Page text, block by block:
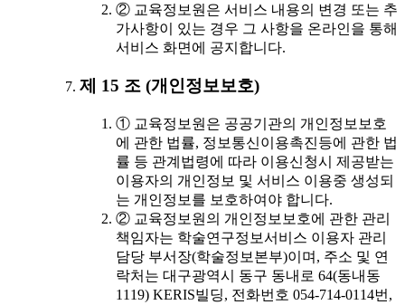
② 교육정보원은 서비스 내용의 변경 또는 추
가사항이 있는 경우 그 사항을 온라인을 통해
서비스 화면에 공지합니다.
제 15 조 (개인정보보호)
① 교육정보원은 공공기관의 개인정보보호
에 관한 법률, 정보통신이용촉진등에 관한 법
률 등 관계법령에 따라 이용신청시 제공받는
이용자의 개인정보 및 서비스 이용중 생성되
는 개인정보를 보호하여야 합니다.
② 교육정보원의 개인정보보호에 관한 관리
책임자는 학술연구정보서비스 이용자 관리
담당 부서장(학술정보본부)이며, 주소 및 연
락처는 대구광역시 동구 동내로 64(동내동
1119) KERIS빌딩, 전화번호 054-714-0114번,